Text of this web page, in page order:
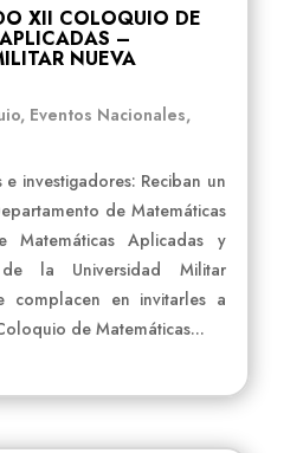
XII COLOQUIO DE
–
NUEVA
, Eventos Nacionales,
investigadores: Reciban un
de Matemáticas
Aplicadas y
de la Universidad Militar
complacen en invitarles a
de Matemáticas...